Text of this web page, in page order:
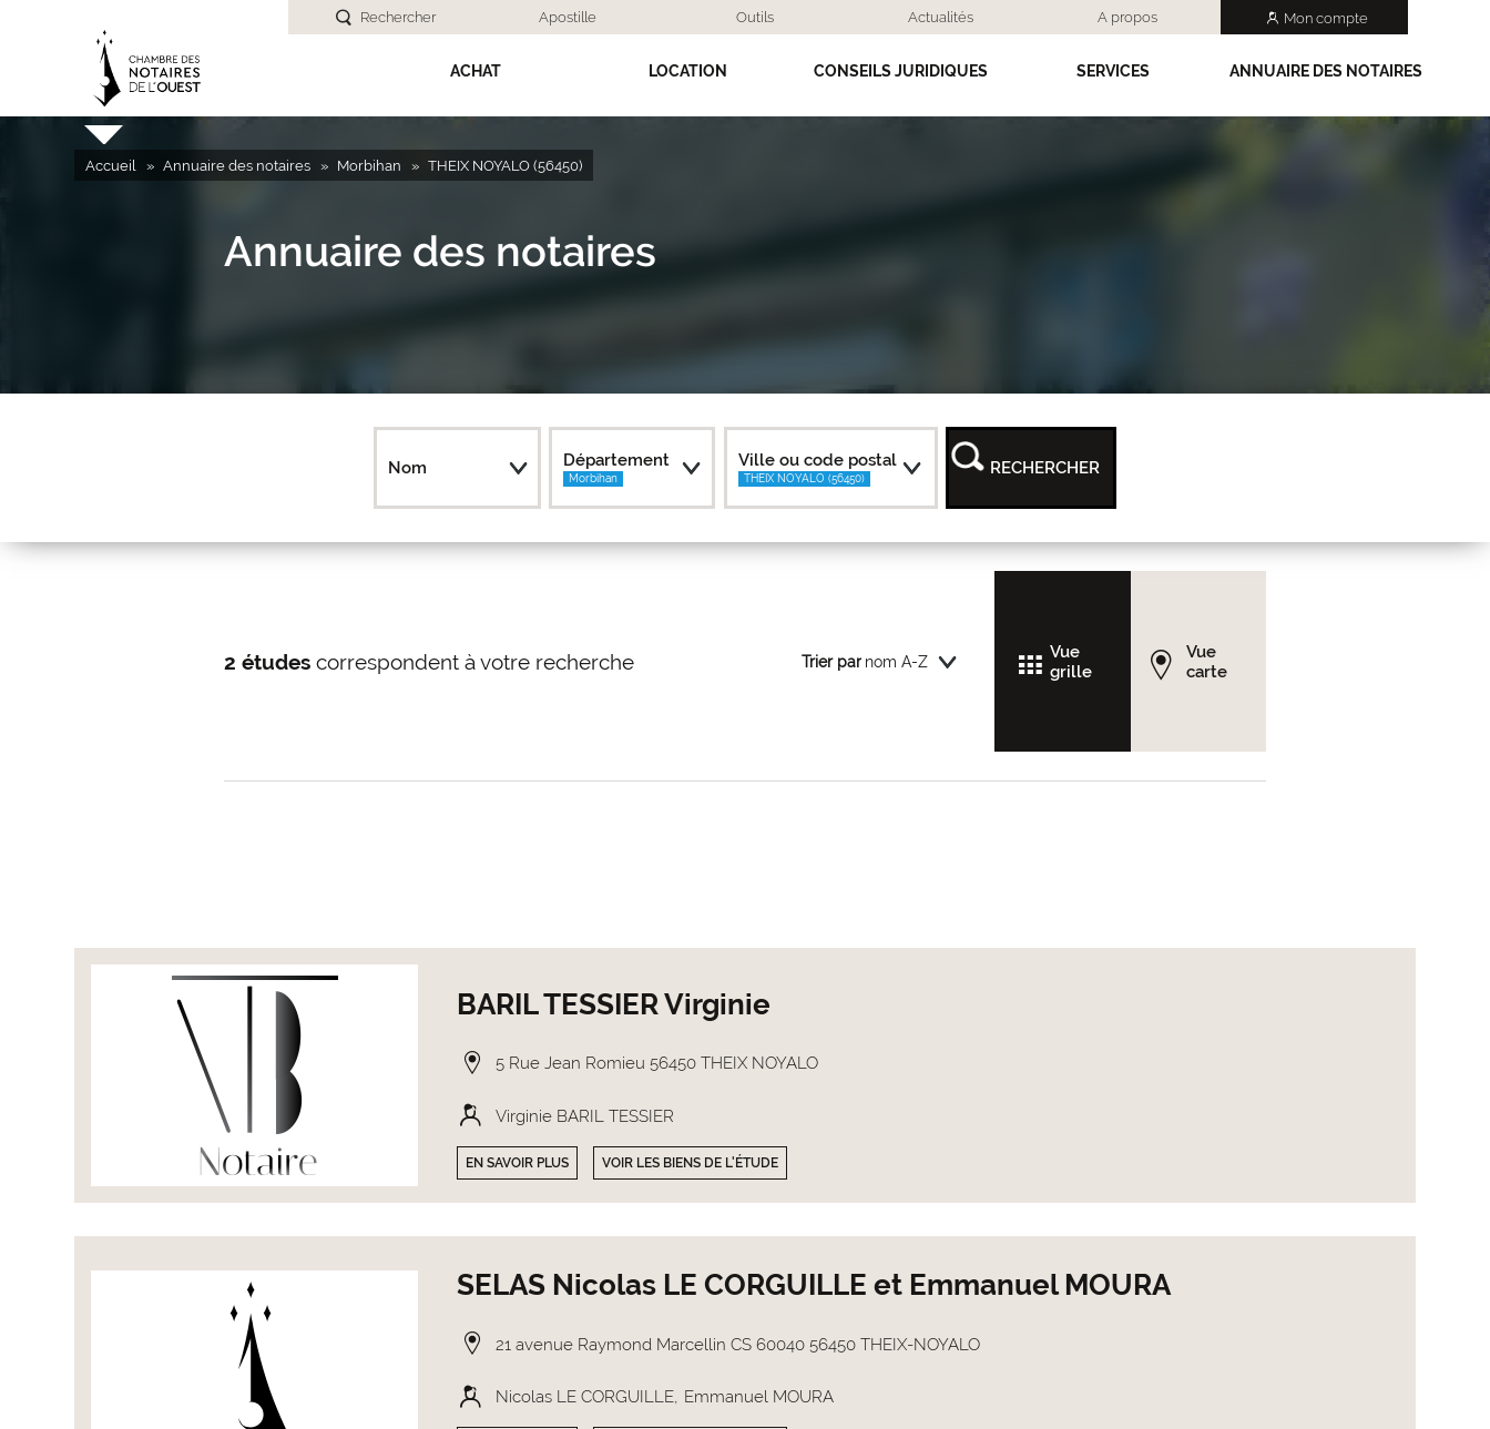
Rechercher Apostille Outils Actualités A propos Mon compte
ACHAT LOCATION CONSEILS JURIDIQUES SERVICES ANNUAIRE DES NOTAIRES
Accueil Annuaire des notaires Morbihan THEIX NOYALO (56450)
Annuaire des notaires
Nom Département
Morbihan
Ville ou code postal
THEIX NOYALO (56450)
2 étudescorrespondent à votre recherche Trier par
Vue
grille
Vue
carte
BARIL TESSIER Virginie
5 Rue Jean Romieu 56450 THEIX NOYALO
Virginie BARIL TESSIER
EN SAVOIR PLUS VOIR LES BIENS DE L'ÉTUDE
SELAS Nicolas LE CORGUILLE et Emmanuel MOURA
21 avenue Raymond Marcellin CS 60040 56450 THEIX-NOYALO
Nicolas LE CORGUILLE Emmanuel MOURA